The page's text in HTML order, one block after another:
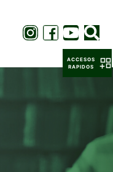
ACCESOS
RAPIDOS